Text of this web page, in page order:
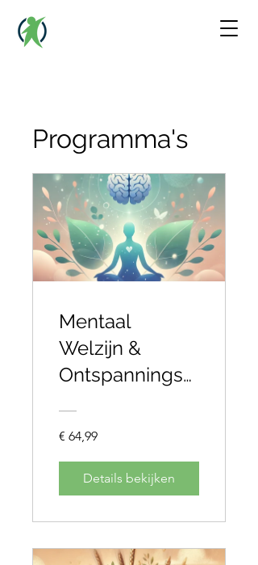
Programma's
Mentaal
Welzijn &
Ontspannings
€ 64,99
Details bekijken